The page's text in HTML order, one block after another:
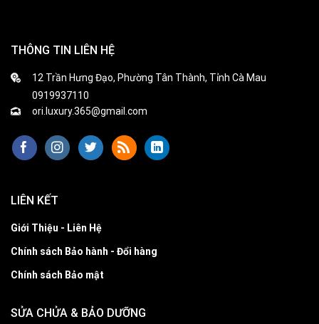
THÔNG TIN LIÊN HỆ
12 Trần Hưng Đạo, Phường Tân Thành, Tỉnh Cà Mau
0919937110
ori.luxury.365@gmail.com
LIÊN KẾT
Giới Thiệu - Liên Hệ
Chính sách Bảo hành - Đổi hàng
Chính sách Bảo mật
SỬA CHỬA & BẢO DƯỠNG